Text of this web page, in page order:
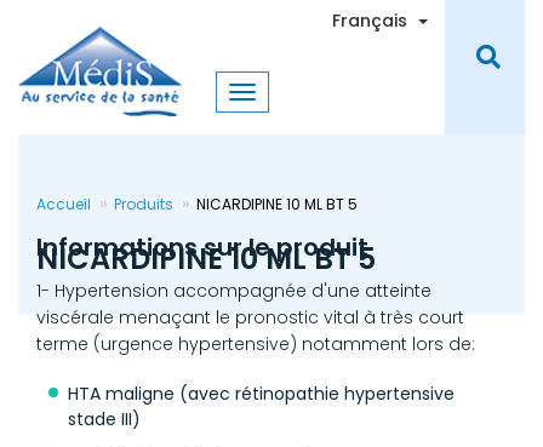
contenu
principal
Français Toggle
Accueil Produits NICARDIPINE 10 ML BT 5
NICARDIPINE 10 ML BT 5
Informations sur le produit
1- Hypertension accompagnée d'une atteinte
viscérale menaçant le pronostic vital à très court
terme (urgence hypertensive) notamment lors de:
HTA maligne (avec rétinopathie hypertensive
stade III)